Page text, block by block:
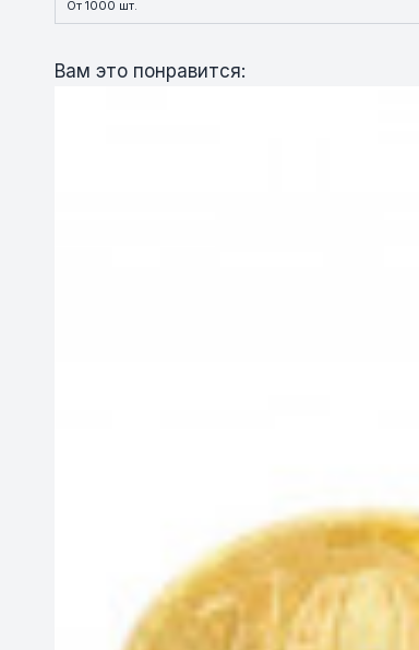
От 1000 шт.
Вам это понравится: